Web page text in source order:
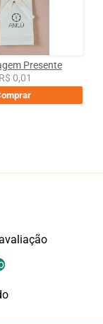
Presente
R$ 0,01